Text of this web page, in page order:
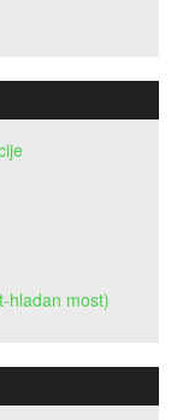
hladan most)